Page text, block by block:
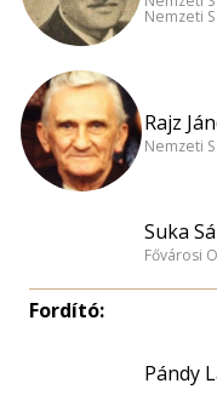
Nemzeti
Rajz
Nemzeti
Suka
Fővárosi
Fordító:
Pándy